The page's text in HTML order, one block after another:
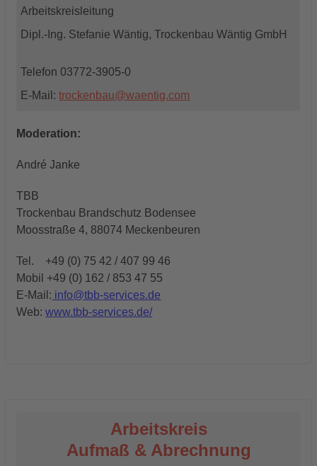
Arbeitskreisleitung
Dipl.-Ing. Stefanie Wäntig, Trockenbau Wäntig GmbH
Telefon 03772-3905-0
E-Mail:trockenbau@waentig.com
Moderation:
André Janke
TBB
Trockenbau Brandschutz Bodensee
Moosstraße 4, 88074 Meckenbeuren
Tel. +49 (0) 75 42 / 407 99 46
Mobil +49 (0) 162 / 853 47 55
E-Mail: info@tbb-services.de
Web:www.tbb-services.de/
Arbeitskreis
Aufmaß & Abrechnung